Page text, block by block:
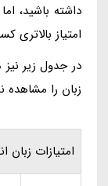
داشته باشید،
امتیاز بالاتری
در جدول زیر
زبان را مشاهده
امتیازات زبان